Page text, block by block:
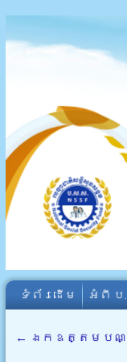
ទំព័រដើម អំពី​ ប.
← ឯកឧត្តមបណ្ឌិ